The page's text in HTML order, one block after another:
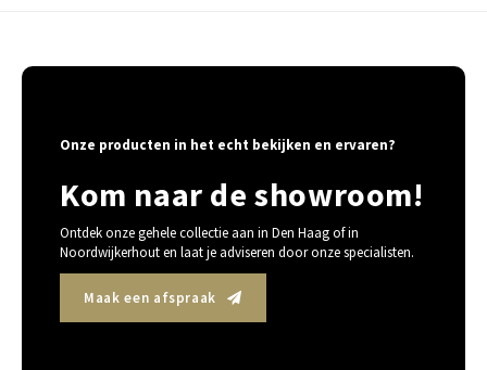
Onze producten in het echt bekijken en ervaren?
Kom naar de showroom!
Ontdek onze gehele collectie aan in Den Haag of in
Noordwijkerhout en laat je adviseren door onze specialisten.
Maak een afspraak